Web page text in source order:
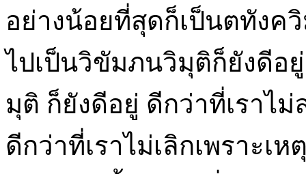
อย่างน้อยที่สุดก็เป็นตทังค
ไปเป็นวิขัมภนวิมุติก็ยังดีอ
มุติ ก็ยังดีอยู่ ดีกว่าที่เราไม่
ดีกว่าที่เราไม่เลิกเพราะเ